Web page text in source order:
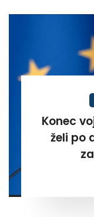
Konec
želi po